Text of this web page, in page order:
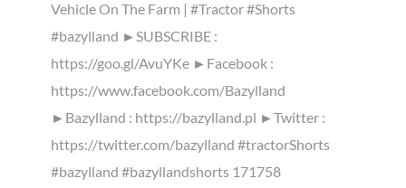
Vehicle On The Farm | #Tractor #Shorts
#bazylland ►SUBSCRIBE :
https://goo.gl/AvuYKe ►Facebook :
https://www.facebook.com/Bazylland
►Bazylland : https://bazylland.pl ►Twitter :
https://twitter.com/bazylland #tractorShorts
#bazylland #bazyllandshorts 171758